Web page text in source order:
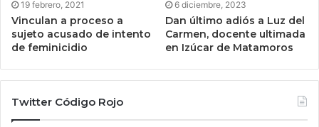
19 febrero, 2021
Vinculan a proceso a
sujeto acusado de intento
de feminicidio
6 diciembre, 2023
Dan último adiós a Luz del
Carmen, docente ultimada
en Izúcar de Matamoros
Twitter Código Rojo